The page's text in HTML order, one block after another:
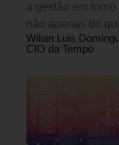
a gestão em
não apenas do
Wilian Luis
CIO da Tempo